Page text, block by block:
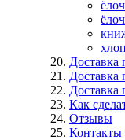
Доставка
Доставка
Как
Отзывы
Контакты